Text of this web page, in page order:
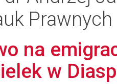
Prawnych
na
w